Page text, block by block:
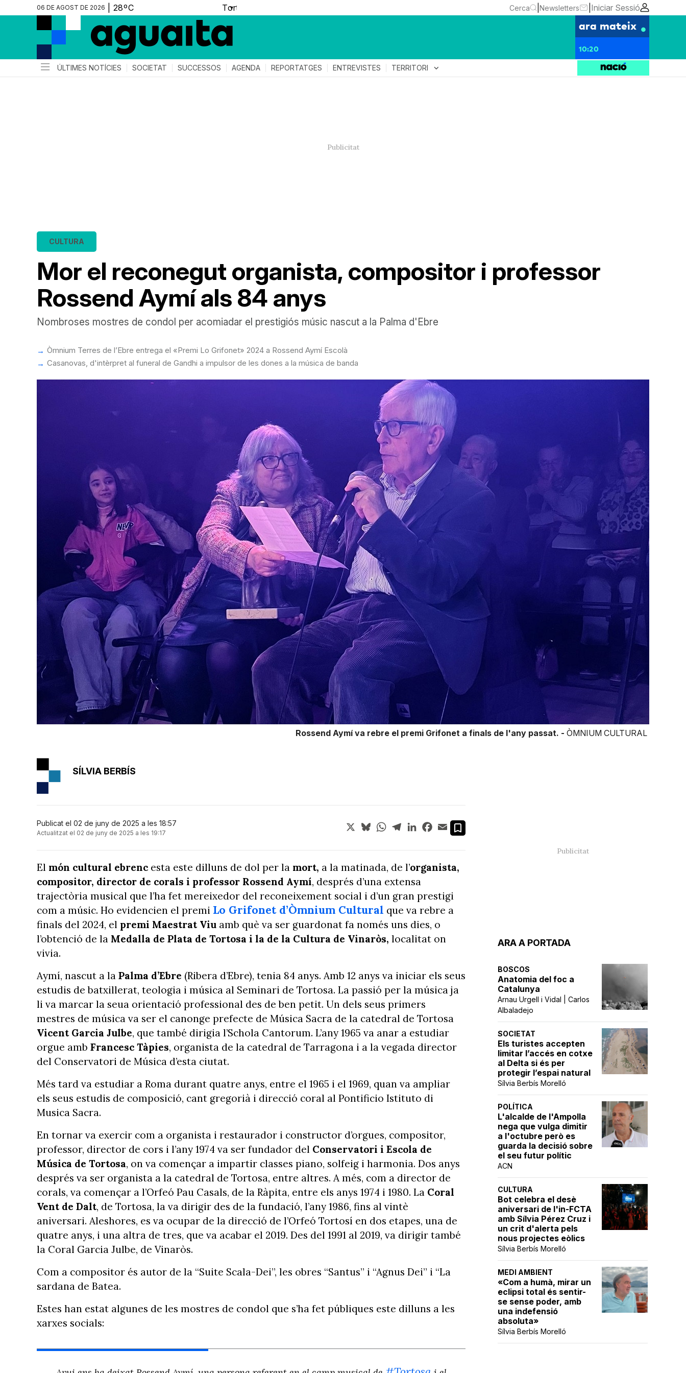
06 DE AGOST DE 2026 ▼ Cerca Newsletters Iniciar Sessió
ara mateix
10:20
ÚLTIMES NOTÍCIES SOCIETAT SUCCESSOS AGENDA REPORTATGES ENTREVISTES TERRITORI expand_more
Mor el reconegut organista, compositor i professor
Rossend Aymí als 84 anys
CULTURA
Nombroses mostres de condol per acomiadar el prestigiós músic nascut a la Palma d'Ebre
Òmnium Terres de l’Ebre entrega el «Premi Lo Grifonet» 2024 a Rossend Aymí Escolà
Casanovas, d'intèrpret al funeral de Gandhi a impulsor de les dones a la música de banda
Rossend Aymí va rebre el premi Grifonet a finals de l'any passat. - ÒMNIUM CULTURAL
ARA A PORTADA
BOSCOS
Anatomia del foc a
Catalunya
Arnau Urgell i Vidal | Carlos
Albaladejo
SOCIETAT
Els turistes accepten
limitar l’accés en cotxe
al Delta si és per
protegir l’espai natural
Sílvia Berbís Morelló
POLÍTICA
L'alcalde de l'Ampolla
nega que vulga dimitir
a l'octubre però es
guarda la decisió sobre
el seu futur polític
ACN
CULTURA
Bot celebra el desè
aniversari de l'in-FCTA
amb Sílvia Pérez Cruz i
un crit d'alerta pels
nous projectes eòlics
Sílvia Berbís Morelló
MEDI AMBIENT
«Com a humà, mirar un
eclipsi total és sentir-
se sense poder, amb
una indefensió
absoluta»
Sílvia Berbís Morelló
SÍLVIA BERBÍS
Publicat el 02 de juny de 2025 a les 18:57
Actualitzat el 02 de juny de 2025 a les 19:17
X BlueskyWhatsApp
TelegramLinkedInFacebook
Email
El món cultural ebrenc esta este dilluns de dol per la mort, a la matinada, de l’organista,
compositor, director de corals i professor Rossend Aymí, després d’una extensa
trajectòria musical que l’ha fet mereixedor del reconeixement social i d’un gran prestigi
com a músic. Ho evidencien el premi Lo Grifonet d’Òmnium Cultural que va rebre a
finals del 2024, el premi Maestrat Viu amb què va ser guardonat fa només uns dies, o
l’obtenció de la Medalla de Plata de Tortosa i la de la Cultura de Vinaròs, localitat on
vivia.
Aymí, nascut a la Palma d’Ebre (Ribera d’Ebre), tenia 84 anys. Amb 12 anys va iniciar els seus
estudis de batxillerat, teologia i música al Seminari de Tortosa. La passió per la música ja
li va marcar la seua orientació professional des de ben petit. Un dels seus primers
mestres de música va ser el canonge prefecte de Música Sacra de la catedral de Tortosa
Vicent Garcia Julbe, que també dirigia l’Schola Cantorum. L’any 1965 va anar a estudiar
orgue amb Francesc Tàpies, organista de la catedral de Tarragona i a la vegada director
del Conservatori de Música d’esta ciutat.
Més tard va estudiar a Roma durant quatre anys, entre el 1965 i el 1969, quan va ampliar
els seus estudis de composició, cant gregorià i direcció coral al Pontificio Istituto di
Musica Sacra.
En tornar va exercir com a organista i restaurador i constructor d’orgues, compositor,
professor, director de cors i l’any 1974 va ser fundador del Conservatori i Escola de
Música de Tortosa, on va començar a impartir classes piano, solfeig i harmonia. Dos anys
després va ser organista a la catedral de Tortosa, entre altres. A més, com a director de
corals, va començar a l’Orfeó Pau Casals, de la Ràpita, entre els anys 1974 i 1980. La Coral
Vent de Dalt, de Tortosa, la va dirigir des de la fundació, l’any 1986, fins al vintè
aniversari. Aleshores, es va ocupar de la direcció de l’Orfeó Tortosí en dos etapes, una de
quatre anys, i una altra de tres, que va acabar el 2019. Des del 1991 al 2019, va dirigir també
la Coral Garcia Julbe, de Vinaròs.
Com a compositor és autor de la “Suite Scala-Dei”, les obres “Santus” i “Agnus Dei” i “La
sardana de Batea.
Estes han estat algunes de les mostres de condol que s’ha fet públiques este dilluns a les
xarxes socials: